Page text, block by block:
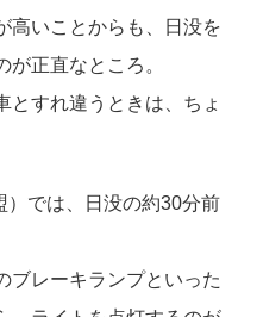
高いことからも、日没を
正直なところ。
とすれ違うときは、ちょ
）では、日没の約30分前
ブレーキランプといった